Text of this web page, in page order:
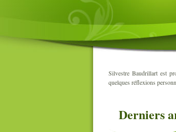
Silvestre Baudrillart est
quelques réflexions
Derniers